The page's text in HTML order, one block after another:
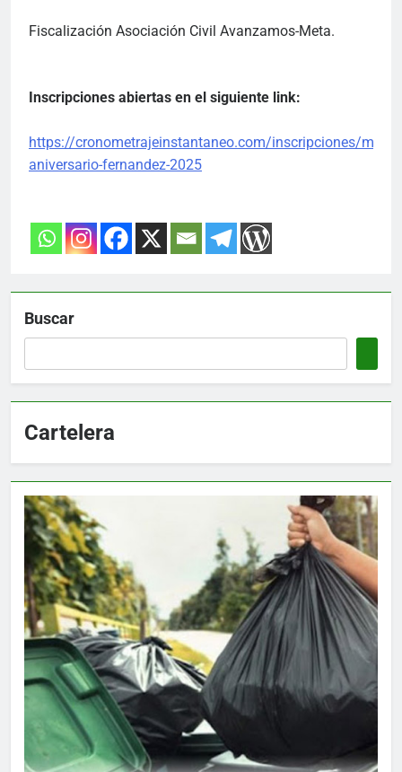
Fiscalización Asociación Civil Avanzamos-Meta.
Inscripciones abiertas en el siguiente link:
https://cronometrajeinstantaneo.com/inscripciones/
aniversario-fernandez-2025
Buscar
Cartelera